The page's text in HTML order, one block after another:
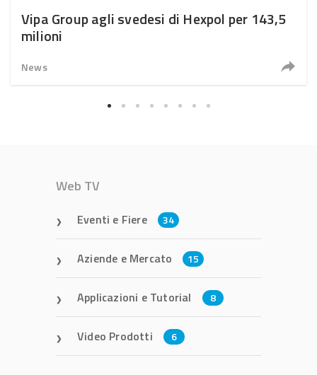
Vipa Group agli svedesi di Hexpol per 143,5
milioni
News
Web TV
Eventi e Fiere 34
Aziende e Mercato 15
Applicazioni e Tutorial 8
Video Prodotti 6